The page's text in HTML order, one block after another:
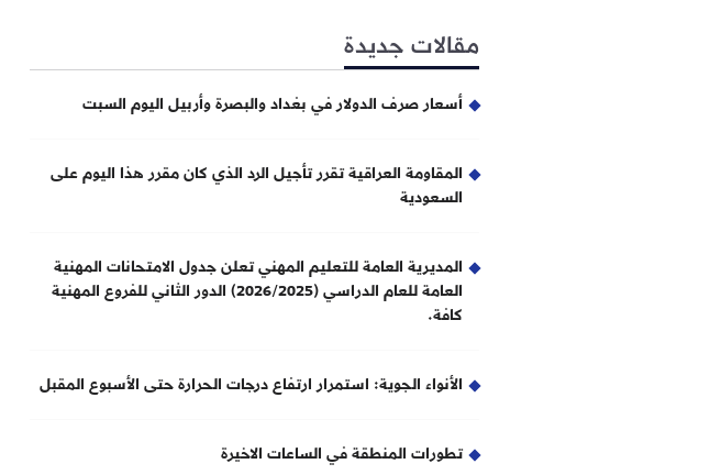
مقالات جديدة
أسعار صرف الدولار في بغداد والبصرة وأربيل اليوم السبت
المقاومة العراقية تقرر تأجيل الرد الذي كان مقرر هذا اليوم على
السعودية
المديرية العامة للتعليم المهني تعلن جدول الامتحانات المهنية
العامة للعام الدراسي (2026/2025) الدور الثاني للفروع المهنية
كافة.
الأنواء الجوية: استمرار ارتفاع درجات الحرارة حتى الأسبوع المقبل
تطورات المنطقة في الساعات الاخيرة